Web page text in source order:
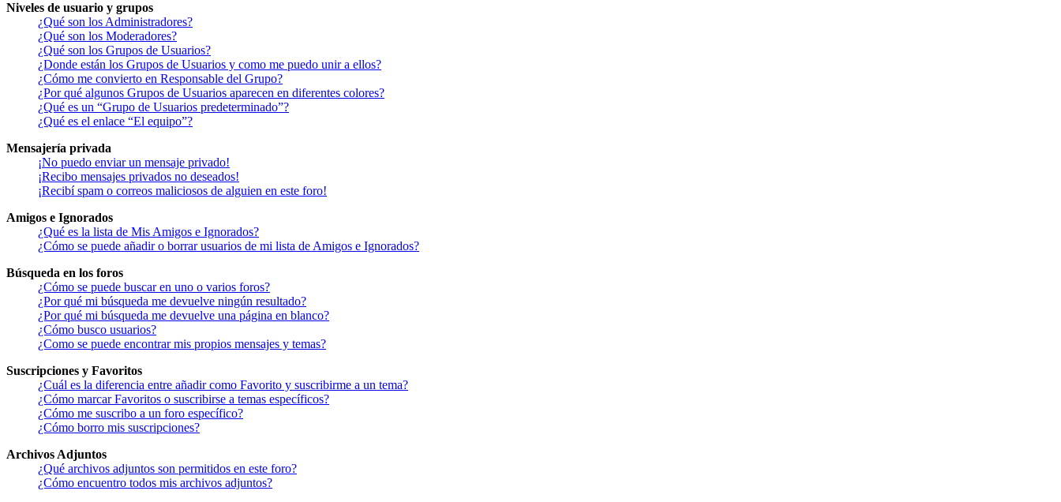
Niveles de usuario y grupos
¿Qué son los Administradores?
¿Qué son los Moderadores?
¿Qué son los Grupos de Usuarios?
¿Donde están los Grupos de Usuarios y como me puedo unir a ellos?
¿Cómo me convierto en Responsable del Grupo?
¿Por qué algunos Grupos de Usuarios aparecen en diferentes colores?
¿Qué es un “Grupo de Usuarios predeterminado”?
¿Qué es el enlace “El equipo”?
Mensajería privada
¡No puedo enviar un mensaje privado!
¡Recibo mensajes privados no deseados!
¡Recibí spam o correos maliciosos de alguien en este foro!
Amigos e Ignorados
¿Qué es la lista de Mis Amigos e Ignorados?
¿Cómo se puede añadir o borrar usuarios de mi lista de Amigos e Ignorados?
Búsqueda en los foros
¿Cómo se puede buscar en uno o varios foros?
¿Por qué mi búsqueda me devuelve ningún resultado?
¿Por qué mi búsqueda me devuelve una página en blanco?
¿Cómo busco usuarios?
¿Como se puede encontrar mis propios mensajes y temas?
Suscripciones y Favoritos
¿Cuál es la diferencia entre añadir como Favorito y suscribirme a un tema?
¿Cómo marcar Favoritos o suscribirse a temas específicos?
¿Cómo me suscribo a un foro específico?
¿Cómo borro mis suscripciones?
Archivos Adjuntos
¿Qué archivos adjuntos son permitidos en este foro?
¿Cómo encuentro todos mis archivos adjuntos?